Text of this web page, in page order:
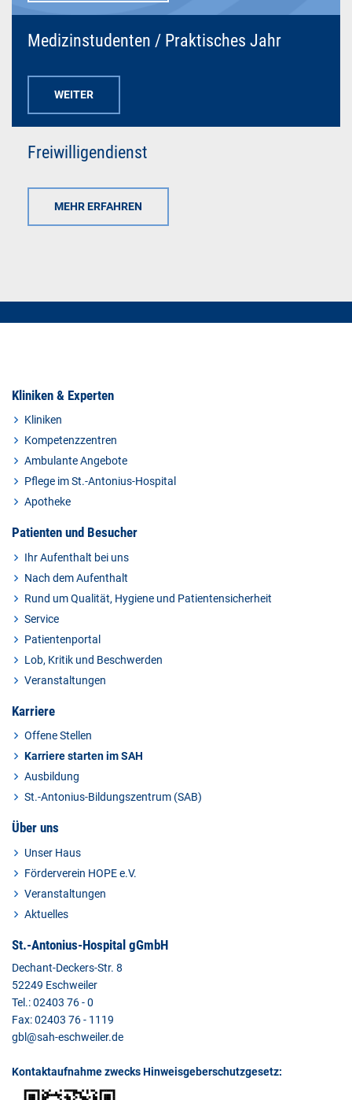
Medizinstudenten / Praktisches Jahr
WEITER
Freiwilligendienst
MEHR ERFAHREN
Kliniken & Experten
Kliniken
Kompetenzzentren
Ambulante Angebote
Pflege im St.-Antonius-Hospital
Apotheke
Patienten und Besucher
Ihr Aufenthalt bei uns
Nach dem Aufenthalt
Rund um Qualität, Hygiene und Patientensicherheit
Service
Patientenportal
Lob, Kritik und Beschwerden
Veranstaltungen
Karriere
Offene Stellen
Karriere starten im SAH
Ausbildung
St.-Antonius-Bildungszentrum (SAB)
Über uns
Unser Haus
Förderverein HOPE e.V.
Veranstaltungen
Aktuelles
St.-Antonius-Hospital gGmbH
Dechant-Deckers-Str. 8
52249 Eschweiler
Tel.: 02403 76 - 0
Fax: 02403 76 - 1119
gbl@sah-eschweiler.de
Kontaktaufnahme zwecks Hinweisgeberschutzgesetz: